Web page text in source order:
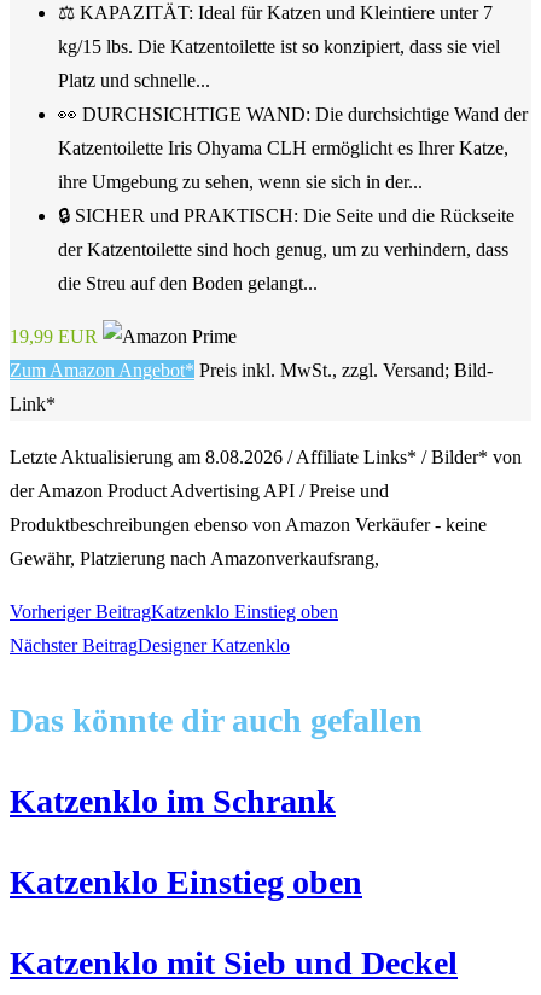
⚖️ KAPAZITÄT: Ideal für Katzen und Kleintiere unter 7
kg/15 lbs. Die Katzentoilette ist so konzipiert, dass sie viel
Platz und schnelle...
👀 DURCHSICHTIGE WAND: Die durchsichtige Wand der
Katzentoilette Iris Ohyama CLH ermöglicht es Ihrer Katze,
ihre Umgebung zu sehen, wenn sie sich in der...
🔒 SICHER und PRAKTISCH: Die Seite und die Rückseite
der Katzentoilette sind hoch genug, um zu verhindern, dass
die Streu auf den Boden gelangt...
19,99 EUR
Zum Amazon Angebot* Preis inkl. MwSt., zzgl. Versand; Bild-
Link*
Letzte Aktualisierung am 8.08.2026 / Affiliate Links* / Bilder* von
der Amazon Product Advertising API / Preise und
Produktbeschreibungen ebenso von Amazon Verkäufer - keine
Gewähr, Platzierung nach Amazonverkaufsrang,
Weitere
ansehen
Vorheriger BeitragKatzenklo Einstieg oben
Nächster BeitragDesigner Katzenklo
Das könnte dir auch gefallen
Katzenklo im Schrank
Katzenklo Einstieg oben
Katzenklo mit Sieb und Deckel